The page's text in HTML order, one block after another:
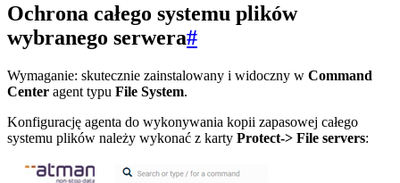
Ochrona całego systemu plików
wybranego serwera#
Wymaganie: skutecznie zainstalowany i widoczny w Command
Center agent typu File System.
Konfigurację agenta do wykonywania kopii zapasowej całego
systemu plików należy wykonać z karty Protect-> File servers: